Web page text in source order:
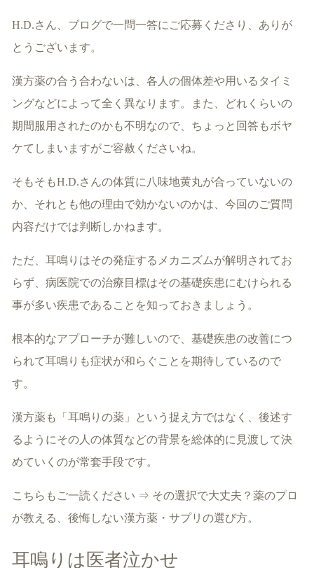
H.D.さん、ブログで一問一答にご応募くださり、ありが
とうございます。
漢方薬の合う合わないは、各人の個体差や用いるタイミ
ングなどによって全く異なります。また、どれくらいの
期間服用されたのかも不明なので、ちょっと回答もボヤ
ケてしまいますがご容赦くださいね。
そもそもH.D.さんの体質に八味地黄丸が合っていないの
か、それとも他の理由で効かないのかは、今回のご質問
内容だけでは判断しかねます。
ただ、耳鳴りはその発症するメカニズムが解明されてお
らず、病医院での治療目標はその基礎疾患にむけられる
事が多い疾患であることを知っておきましょう。
根本的なアプローチが難しいので、基礎疾患の改善につ
られて耳鳴りも症状が和らぐことを期待しているので
す。
漢方薬も「耳鳴りの薬」という捉え方ではなく、後述す
るようにその人の体質などの背景を総体的に見渡して決
めていくのが常套手段です。
こちらもご一読ください ⇒ その選択で大丈夫？薬のプロ
が教える、後悔しない漢方薬・サプリの選び方。
耳鳴りは医者泣かせ